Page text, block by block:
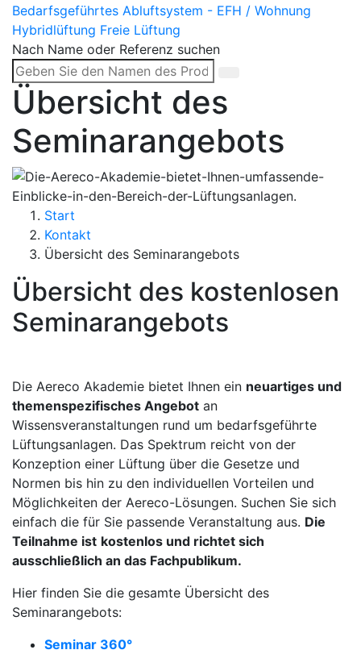
Bedarfsgeführtes Abluftsystem - EFH / Wohnung
Hybridlüftung Freie Lüftung
Nach Name oder Referenz suchen
Übersicht des
Seminarangebots
Start
Kontakt
Übersicht des Seminarangebots
Übersicht des kostenlosen
Seminarangebots
Die Aereco Akademie bietet Ihnen ein neuartiges und
themenspezifisches Angebot an
Wissensveranstaltungen rund um bedarfsgeführte
Lüftungsanlagen. Das Spektrum reicht von der
Konzeption einer Lüftung über die Gesetze und
Normen bis hin zu den individuellen Vorteilen und
Möglichkeiten der Aereco-Lösungen. Suchen Sie sich
einfach die für Sie passende Veranstaltung aus. Die
Teilnahme ist kostenlos und richtet sich
ausschließlich an das Fachpublikum.
Hier finden Sie die gesamte Übersicht des
Seminarangebots:
Seminar 360°